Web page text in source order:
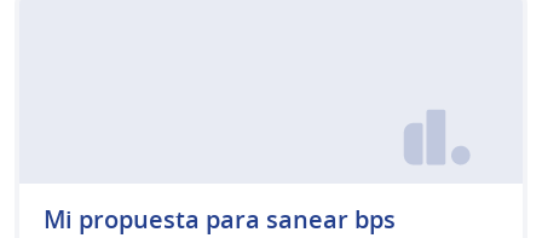
Mi propuesta para sanear bps